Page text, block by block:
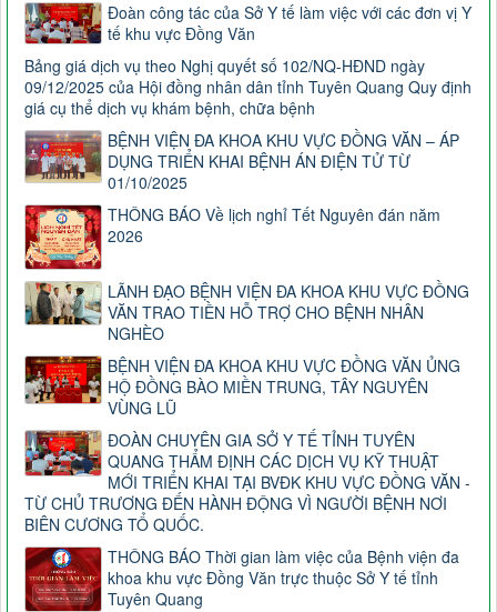
Đoàn công tác của Sở Y tế làm việc với các đơn vị Y
tế khu vực Đồng Văn
Bảng giá dịch vụ theo Nghị quyết số 102/NQ-HĐND ngày
09/12/2025 của Hội đồng nhân dân tỉnh Tuyên Quang Quy định
giá cụ thể dịch vụ khám bệnh, chữa bệnh
BỆNH VIỆN ĐA KHOA KHU VỰC ĐỒNG VĂN – ÁP
DỤNG TRIỂN KHAI BỆNH ÁN ĐIỆN TỬ TỪ
01/10/2025
THÔNG BÁO Về lịch nghỉ Tết Nguyên đán năm
2026
LÃNH ĐẠO BỆNH VIỆN ĐA KHOA KHU VỰC ĐỒNG
VĂN TRAO TIỀN HỖ TRỢ CHO BỆNH NHÂN
NGHÈO
BỆNH VIỆN ĐA KHOA KHU VỰC ĐỒNG VĂN ỦNG
HỘ ĐỒNG BÀO MIỀN TRUNG, TÂY NGUYÊN
VÙNG LŨ
ĐOÀN CHUYÊN GIA SỞ Y TẾ TỈNH TUYÊN
QUANG THẨM ĐỊNH CÁC DỊCH VỤ KỸ THUẬT
MỚI TRIỂN KHAI TẠI BVĐK KHU VỰC ĐỒNG VĂN -
TỪ CHỦ TRƯƠNG ĐẾN HÀNH ĐỘNG VÌ NGƯỜI BỆNH NƠI
BIÊN CƯƠNG TỔ QUỐC.
THÔNG BÁO Thời gian làm việc của Bệnh viện đa
khoa khu vực Đồng Văn trực thuộc Sở Y tế tỉnh
Tuyên Quang